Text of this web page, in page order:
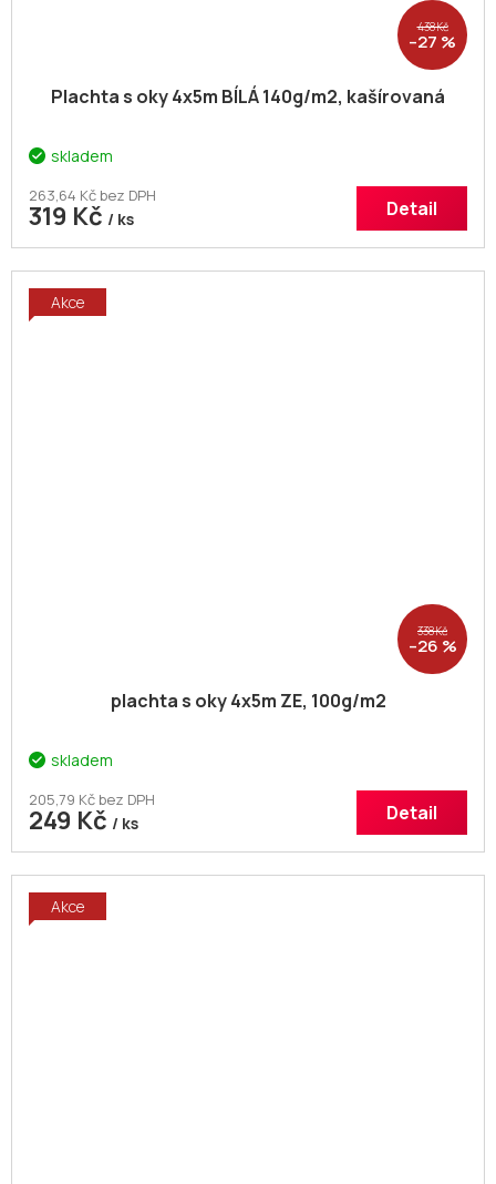
438 Kč
–27 %
Plachta s oky 4x5m BÍLÁ 140g/m2, kašírovaná
skladem
263,64 Kč bez DPH
319 Kč / ks Detail
Akce
338 Kč
–26 %
plachta s oky 4x5m ZE, 100g/m2
skladem
205,79 Kč bez DPH
249 Kč / ks Detail
Akce